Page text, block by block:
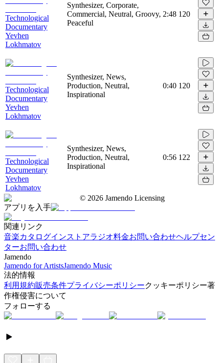
Technological
Documentary
Yevhen
Lokhmatov
Synthesizer, Corporate,
Commercial, Neutral, Groovy,
Peaceful
2:48 120
Technological
Documentary
Yevhen
Lokhmatov
Synthesizer, News,
Production, Neutral,
Inspirational
0:40 120
Technological
Documentary
Yevhen
Lokhmatov
Synthesizer, News,
Production, Neutral,
Inspirational
0:56 122
© 2026 Jamendo Licensing
アプリを入手
関連リンク
音楽カタログインストアラジオ料金お問い合わせヘルプセン
ターお問い合わせ
Jamendo
Jamendo for ArtistsJamendo Music
法的情報
利用規約販売条件プライバシーポリシークッキーポリシー著
作権侵害について
フォローする